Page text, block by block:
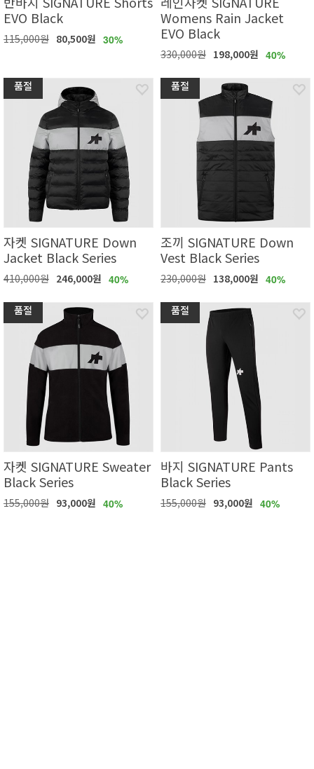
EVO Black
115,000원 80,500원 30%
Womens Rain Jacket
EVO Black
330,000원 198,000원 40%
품절
자켓 SIGNATURE Down
Jacket Black Series
410,000원 246,000원 40%
품절
조끼 SIGNATURE Down
Vest Black Series
230,000원 138,000원 40%
품절
자켓 SIGNATURE Sweater
Black Series
155,000원 93,000원 40%
품절
바지 SIGNATURE Pants
Black Series
155,000원 93,000원 40%